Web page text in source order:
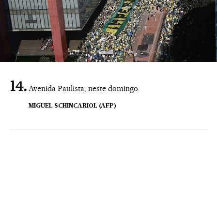
Avenida Paulista, neste domingo.
MIGUEL SCHINCARIOL (AFP)